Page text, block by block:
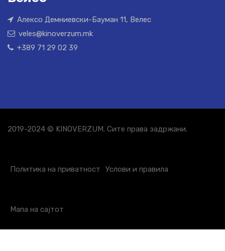
Алексо Демниевски-Бауман 11, Велес
veles@kinoverzum.mk
+389 71 29 02 39
2019-2024 © KINOVERZUM. Сите права задржани.
Политика на приватност Услови и правила
Мапа на сајтот